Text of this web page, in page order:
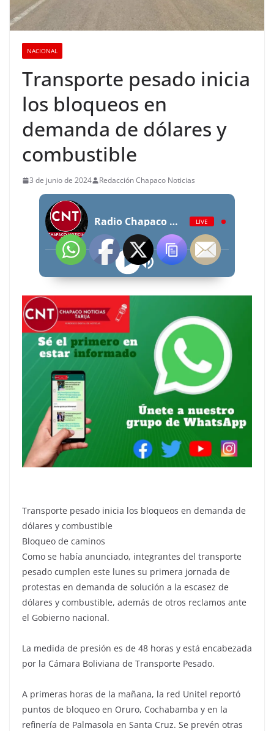
NACIONAL
Transporte pesado inicia
los bloqueos en
demanda de dólares y
combustible
3 de junio de 2024 Redacción Chapaco Noticias
Radio Chapaco Noticias Las 24 horas en vivo LIVE
Transporte pesado inicia los bloqueos en demanda de
dólares y combustible
Bloqueo de caminos
Como se había anunciado, integrantes del transporte
pesado cumplen este lunes su primera jornada de
protestas en demanda de solución a la escasez de
dólares y combustible, además de otros reclamos ante
el Gobierno nacional.
La medida de presión es de 48 horas y está encabezada
por la Cámara Boliviana de Transporte Pesado.
A primeras horas de la mañana, la red Unitel reportó
puntos de bloqueo en Oruro, Cochabamba y en la
refinería de Palmasola en Santa Cruz. Se prevén otras